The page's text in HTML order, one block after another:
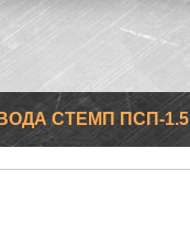
СТЕМП ПСП-1.5